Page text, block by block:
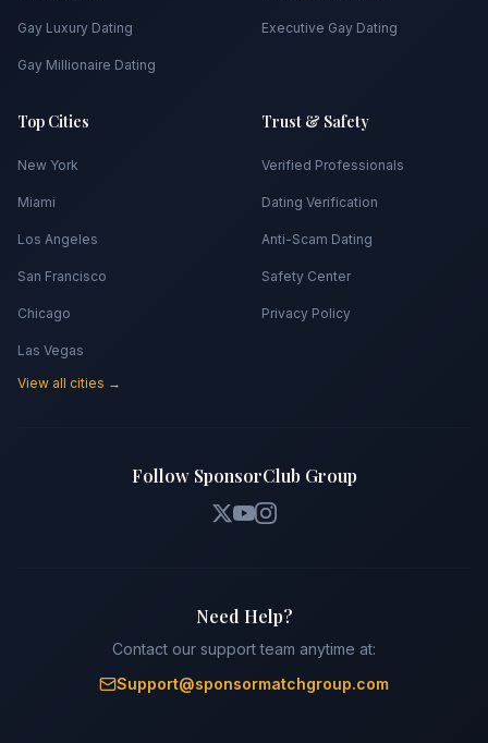
Gay Luxury Dating
Gay Millionaire Dating
Executive Gay Dating
Top Cities
New York
Miami
Los Angeles
San Francisco
Chicago
Las Vegas
View all cities →
Trust & Safety
Verified Professionals
Dating Verification
Anti-Scam Dating
Safety Center
Privacy Policy
Follow SponsorClub Group
Need Help?
Contact our support team anytime at:
Support@sponsormatchgroup.com